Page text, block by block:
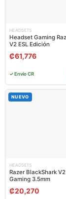
HEADSETS
Headset Gaming
V2 ESL Edición
₡61,776
✓ Envío CR
NUEVO
HEADSETS
Razer BlackShark
Gaming 3.5mm
₡20,270